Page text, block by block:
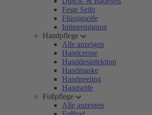
Feste Seife
Flüssigseife
Intimreinigung
Handpflege
Alle anzeigen
Handcreme
Handdesinfektion
Handmaske
Handpeeling
Handseife
Fußpflege
Alle anzeigen